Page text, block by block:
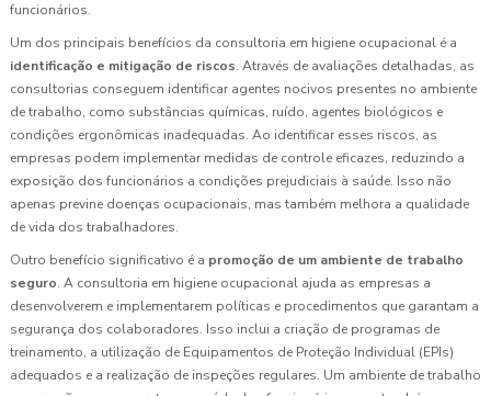
funcionários.
Um dos principais benefícios da consultoria em higiene ocupacional é a
identificação e mitigação de riscos. Através de avaliações detalhadas, as
consultorias conseguem identificar agentes nocivos presentes no ambiente
de trabalho, como substâncias químicas, ruído, agentes biológicos e
condições ergonômicas inadequadas. Ao identificar esses riscos, as
empresas podem implementar medidas de controle eficazes, reduzindo a
exposição dos funcionários a condições prejudiciais à saúde. Isso não
apenas previne doenças ocupacionais, mas também melhora a qualidade
de vida dos trabalhadores.
Outro benefício significativo é a promoção de um ambiente de trabalho
seguro. A consultoria em higiene ocupacional ajuda as empresas a
desenvolverem e implementarem políticas e procedimentos que garantam a
segurança dos colaboradores. Isso inclui a criação de programas de
treinamento, a utilização de Equipamentos de Proteção Individual (EPIs)
adequados e a realização de inspeções regulares. Um ambiente de trabalho